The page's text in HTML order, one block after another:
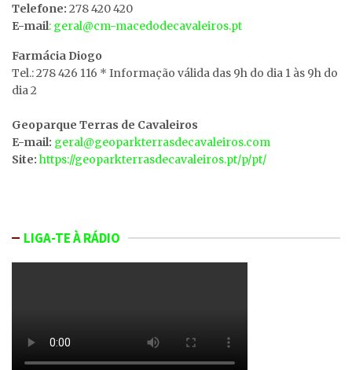
Telefone: 278 420 420
E-mail: geral@cm-macedodecavaleiros.pt
Farmácia Diogo
Tel.: 278 426 116 * Informação válida das 9h do dia 1 às 9h do
dia 2
Geoparque Terras de Cavaleiros
E-mail: geral@geoparkterrasdecavaleiros.com
Site: https://geoparkterrasdecavaleiros.pt/p/pt/
LIGA-TE À RÁDIO